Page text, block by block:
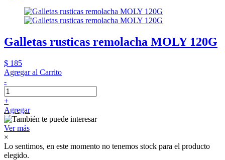
Galletas rusticas remolacha MOLY 120G
$ 185
Agregar al Carrito
-
+
Agregar
Ver más
×
Lo sentimos, en este momento no tenemos stock para el producto
elegido.